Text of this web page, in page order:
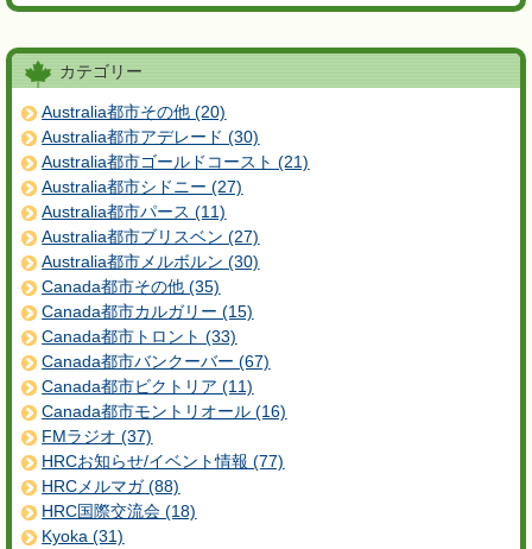
カテゴリー
Australia都市その他 (20)
Australia都市アデレード (30)
Australia都市ゴールドコースト (21)
Australia都市シドニー (27)
Australia都市パース (11)
Australia都市ブリスベン (27)
Australia都市メルボルン (30)
Canada都市その他 (35)
Canada都市カルガリー (15)
Canada都市トロント (33)
Canada都市バンクーバー (67)
Canada都市ビクトリア (11)
Canada都市モントリオール (16)
FMラジオ (37)
HRCお知らせ/イベント情報 (77)
HRCメルマガ (88)
HRC国際交流会 (18)
Kyoka (31)